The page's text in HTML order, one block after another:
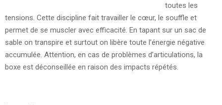
toutes les
tensions. Cette discipline fait travailler le cœur, le souffle et
permet de se muscler avec efficacité. En tapant sur un sac de
sable on transpire et surtout on libère toute l’énergie négative
accumulée. Attention, en cas de problèmes d’articulations, la
boxe est déconseillée en raison des impacts répétés.